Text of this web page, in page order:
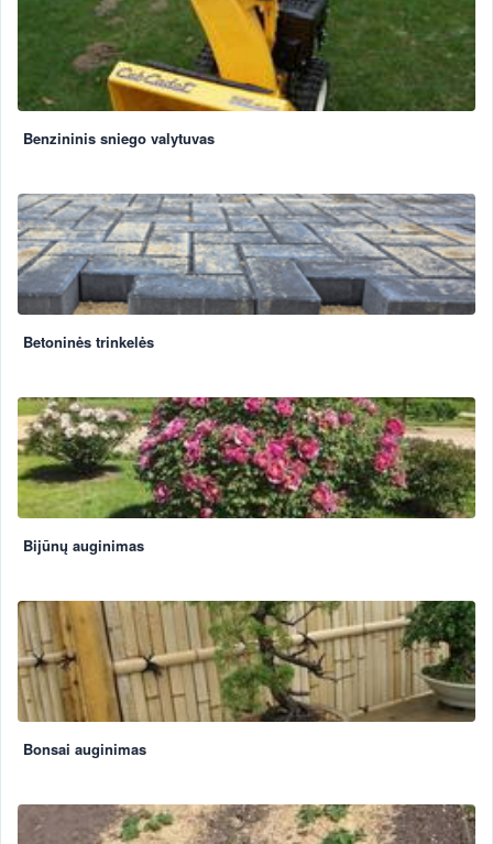
Benzininis sniego valytuvas
Betoninės trinkelės
Bijūnų auginimas
Bonsai auginimas